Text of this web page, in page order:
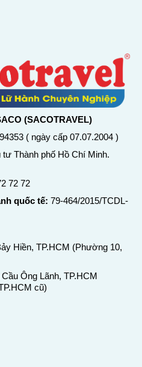
(SACOTRAVEL)
( ngày cấp 07.07.2004 )
Thành phố Hồ Chí Minh.
72 72
quốc tế: 79-464/2015/TCDL-
Hiền, TP.HCM (Phường 10,
Ông Lãnh, TP.HCM
cũ)